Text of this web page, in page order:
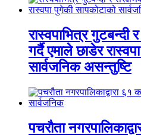
रास्वपाभित्र
गर्दै एमाले छाडेर
सार्वजनिक असन्तुष्टि
पचरौता